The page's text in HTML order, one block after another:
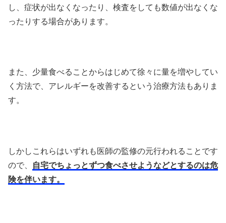
し、症状が出なくなったり、検査をしても数値が出なくな
ったりする場合があります。
また、少量食べることからはじめて徐々に量を増やしてい
く方法で、アレルギーを改善するという治療方法もありま
す。
しかしこれらはいずれも医師の監修の元行われることです
ので、 自宅でちょっとずつ食べさせようなどとするのは危
険を伴います。